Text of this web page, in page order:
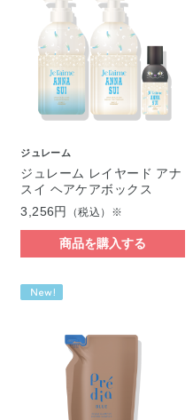
ジュレーム
ジュレーム レイヤード アナ
スイ ヘアケアボックス
3,256円
（税込）※
商品を購入する